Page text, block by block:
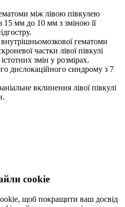
між лівою півкулею
15 мм до 10 мм з зміною її
гематоми
частки лівої півкулі
змін у розмірах.
дислокаційного синдрому з 7
вклинення лівої півкулі
cookie
щоб покращити ваш досвід